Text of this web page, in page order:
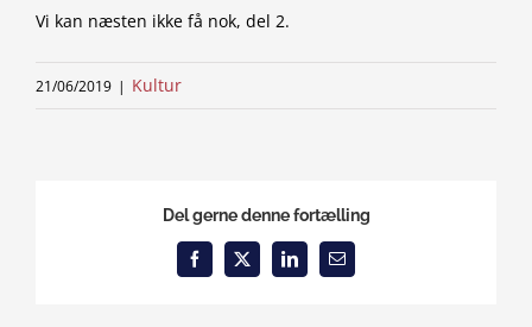
Vi kan næsten ikke få nok, del 2.
21/06/2019 | Kultur
Del gerne denne fortælling
Facebook
X LinkedInEmail